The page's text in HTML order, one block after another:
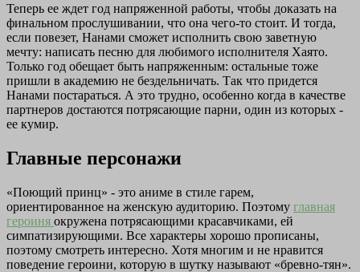
Теперь ее ждет год напряженной работы, чтобы доказать на
финальном прослушивании, что она чего-то стоит. И тогда,
если повезет, Нанами сможет исполнить свою заветную
мечту: написать песню для любимого исполнителя Хаято.
Только год обещает быть напряженным: остальные тоже
пришли в академию не бездельничать. Так что придется
Нанами постараться. А это трудно, особенно когда в качестве
партнеров достаются потрясающие парни, один из которых -
ее кумир.
Главные персонажи
«Поющий принц» - это аниме в стиле гарем,
ориентированное на женскую аудиторию. Поэтому главная
героиня окружена потрясающими красавчиками, ей
симпатизирующими. Все характеры хорошо прописаны,
поэтому смотреть интересно. Хотя многим и не нравится
поведение героини, которую в шутку называют «бревно-тян».